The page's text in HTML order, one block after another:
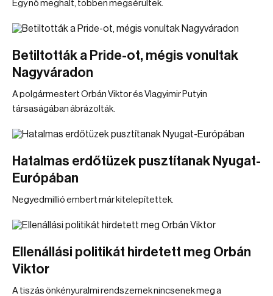
Egy nő meghalt, többen megsérültek.
Betiltották a Pride-ot, mégis vonultak
Nagyváradon
A polgármestert Orbán Viktor és Vlagyimir Putyin
társaságában ábrázolták.
Hatalmas erdőtüzek pusztítanak Nyugat-
Európában
Negyedmillió embert már kitelepítettek.
Ellenállási politikát hirdetett meg Orbán
Viktor
A tiszás önkényuralmi rendszernek nincsenek meg a